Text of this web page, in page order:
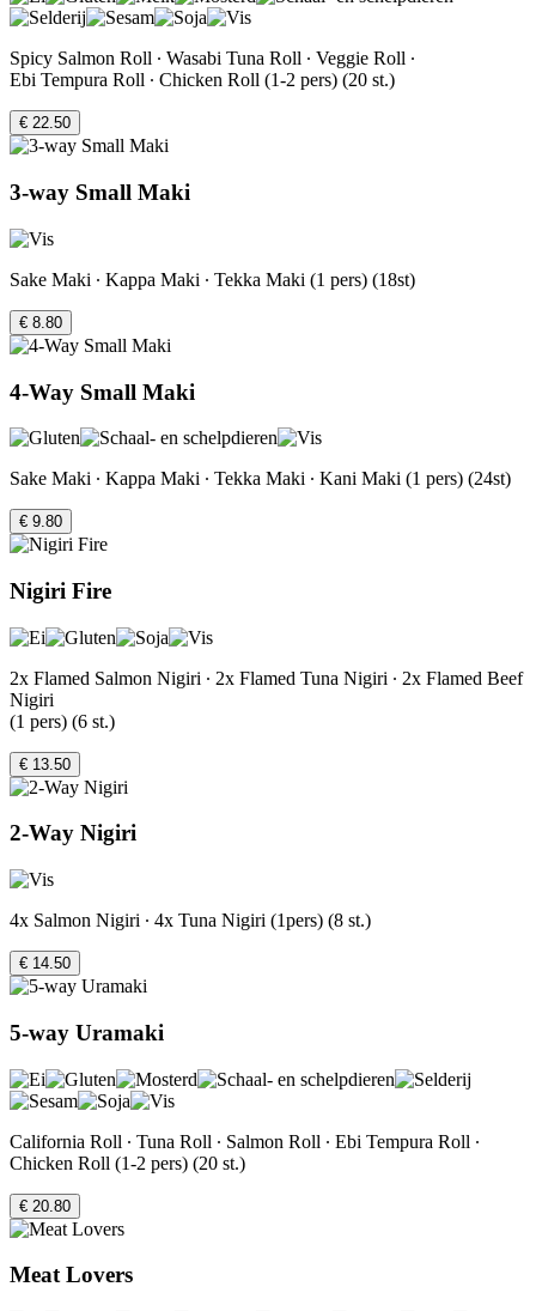
Spicy Salmon Roll ∙ Wasabi Tuna Roll ∙ Veggie Roll ∙
Ebi Tempura Roll ∙ Chicken Roll (1-2 pers) (20 st.)
€ 22.50
3-way Small Maki
Sake Maki ∙ Kappa Maki ∙ Tekka Maki (1 pers) (18st)
€ 8.80
4-Way Small Maki
Sake Maki ∙ Kappa Maki ∙ Tekka Maki ∙ Kani Maki (1 pers) (24st)
€ 9.80
Nigiri Fire
2x Flamed Salmon Nigiri ∙ 2x Flamed Tuna Nigiri ∙ 2x Flamed Beef
Nigiri
(1 pers) (6 st.)
€ 13.50
2-Way Nigiri
4x Salmon Nigiri ∙ 4x Tuna Nigiri (1pers) (8 st.)
€ 14.50
5-way Uramaki
California Roll ∙ Tuna Roll ∙ Salmon Roll ∙ Ebi Tempura Roll ∙
Chicken Roll (1-2 pers) (20 st.)
€ 20.80
Meat Lovers